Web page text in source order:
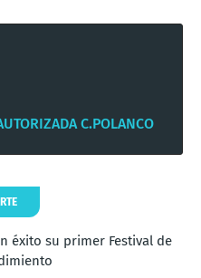
C.POLANCO
éxito su primer Festival de